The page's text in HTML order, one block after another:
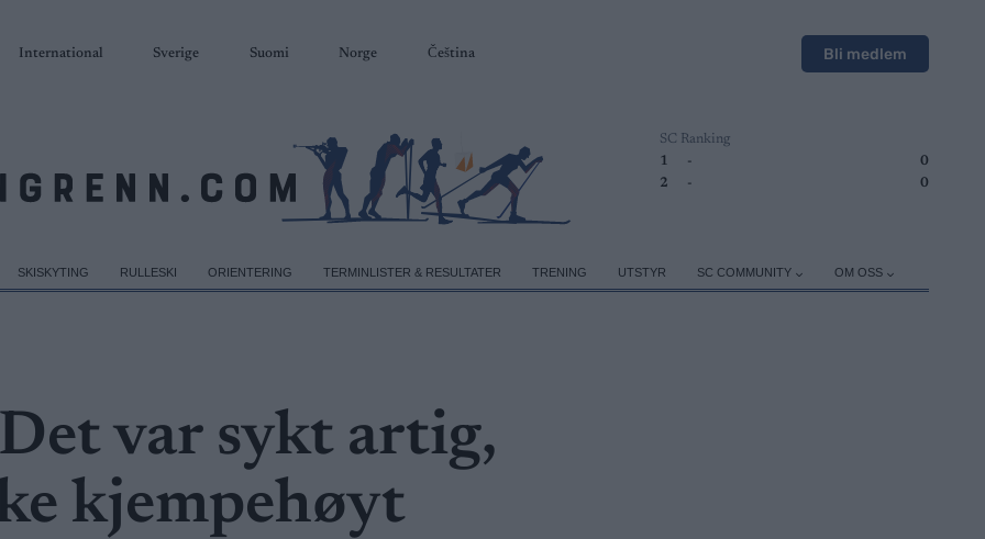
International Sverige Suomi Norge Čeština Bli medlem
SC Ranking
1
-
0
2
- 0
SKISKYTING RULLESKI ORIENTERING TERMINLISTER & RESULTATER TRENING UTSTYR SC COMMUNITY OM OSS
var sykt artig,
kjempehøyt